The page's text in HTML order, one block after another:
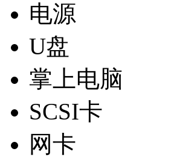
电源
U盘
掌上电脑
SCSI卡
网卡